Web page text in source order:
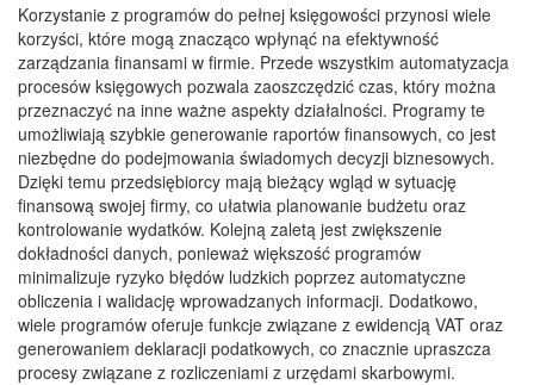
Korzystanie z programów do pełnej księgowości przynosi wiele
korzyści, które mogą znacząco wpłynąć na efektywność
zarządzania finansami w firmie. Przede wszystkim automatyzacja
procesów księgowych pozwala zaoszczędzić czas, który można
przeznaczyć na inne ważne aspekty działalności. Programy te
umożliwiają szybkie generowanie raportów finansowych, co jest
niezbędne do podejmowania świadomych decyzji biznesowych.
Dzięki temu przedsiębiorcy mają bieżący wgląd w sytuację
finansową swojej firmy, co ułatwia planowanie budżetu oraz
kontrolowanie wydatków. Kolejną zaletą jest zwiększenie
dokładności danych, ponieważ większość programów
minimalizuje ryzyko błędów ludzkich poprzez automatyczne
obliczenia i walidację wprowadzanych informacji. Dodatkowo,
wiele programów oferuje funkcje związane z ewidencją VAT oraz
generowaniem deklaracji podatkowych, co znacznie upraszcza
procesy związane z rozliczeniami z urzędami skarbowymi.